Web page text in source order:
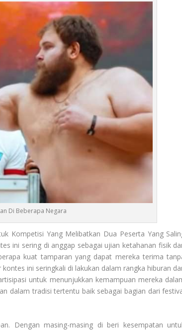
Di Beberapa Negara
Kompetisi Yang Melibatkan Dua Peserta Yang
ini sering di anggap sebagai ujian ketahanan fisik
kuat tamparan yang dapat mereka terima
ini seringkali di lakukan dalam rangka hiburan
untuk menunjukkan kemampuan mereka
dalam tradisi tertentu baik sebagai bagian dari
Dengan masing-masing di beri kesempatan